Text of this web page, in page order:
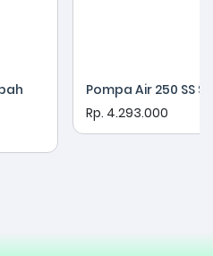
Pompa Air 250 SS
Rp. 4.293.000